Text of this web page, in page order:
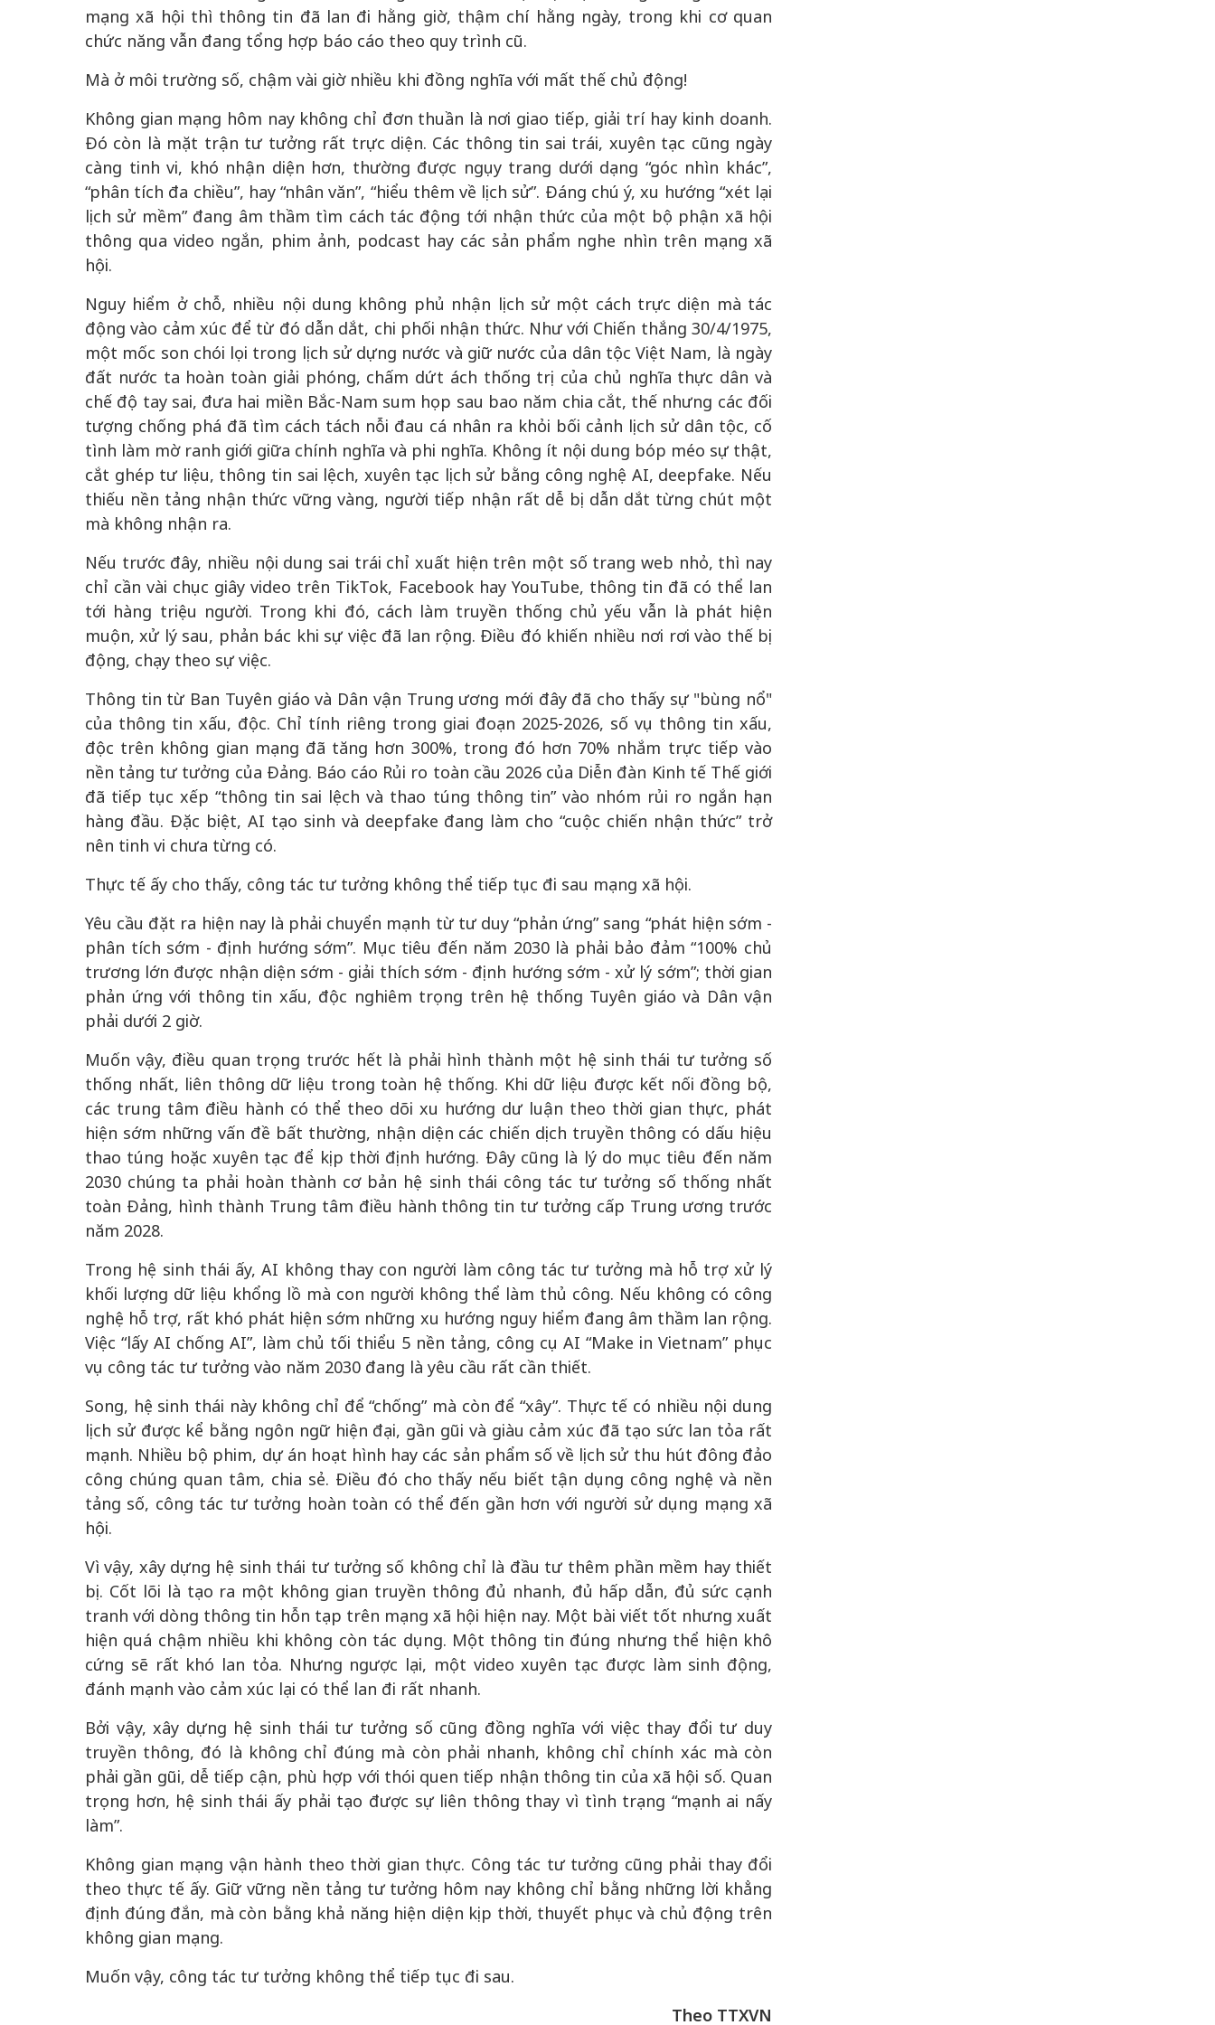
mạng xã hội thì thông tin đã lan đi hằng giờ, thậm chí hằng ngày, trong khi cơ quan
chức năng vẫn đang tổng hợp báo cáo theo quy trình cũ.
Mà ở môi trường số, chậm vài giờ nhiều khi đồng nghĩa với mất thế chủ động!
Không gian mạng hôm nay không chỉ đơn thuần là nơi giao tiếp, giải trí hay kinh doanh.
Đó còn là mặt trận tư tưởng rất trực diện. Các thông tin sai trái, xuyên tạc cũng ngày
càng tinh vi, khó nhận diện hơn, thường được ngụy trang dưới dạng “góc nhìn khác”,
“phân tích đa chiều”, hay “nhân văn”, “hiểu thêm về lịch sử”. Đáng chú ý, xu hướng “xét lại
lịch sử mềm” đang âm thầm tìm cách tác động tới nhận thức của một bộ phận xã hội
thông qua video ngắn, phim ảnh, podcast hay các sản phẩm nghe nhìn trên mạng xã
hội.
Nguy hiểm ở chỗ, nhiều nội dung không phủ nhận lịch sử một cách trực diện mà tác
động vào cảm xúc để từ đó dẫn dắt, chi phối nhận thức. Như với Chiến thắng 30/4/1975,
một mốc son chói lọi trong lịch sử dựng nước và giữ nước của dân tộc Việt Nam, là ngày
đất nước ta hoàn toàn giải phóng, chấm dứt ách thống trị của chủ nghĩa thực dân và
chế độ tay sai, đưa hai miền Bắc-Nam sum họp sau bao năm chia cắt, thế nhưng các đối
tượng chống phá đã tìm cách tách nỗi đau cá nhân ra khỏi bối cảnh lịch sử dân tộc, cố
tình làm mờ ranh giới giữa chính nghĩa và phi nghĩa. Không ít nội dung bóp méo sự thật,
cắt ghép tư liệu, thông tin sai lệch, xuyên tạc lịch sử bằng công nghệ AI, deepfake. Nếu
thiếu nền tảng nhận thức vững vàng, người tiếp nhận rất dễ bị dẫn dắt từng chút một
mà không nhận ra.
Nếu trước đây, nhiều nội dung sai trái chỉ xuất hiện trên một số trang web nhỏ, thì nay
chỉ cần vài chục giây video trên TikTok, Facebook hay YouTube, thông tin đã có thể lan
tới hàng triệu người. Trong khi đó, cách làm truyền thống chủ yếu vẫn là phát hiện
muộn, xử lý sau, phản bác khi sự việc đã lan rộng. Điều đó khiến nhiều nơi rơi vào thế bị
động, chạy theo sự việc.
Thông tin từ Ban Tuyên giáo và Dân vận Trung ương mới đây đã cho thấy sự "bùng nổ"
của thông tin xấu, độc. Chỉ tính riêng trong giai đoạn 2025-2026, số vụ thông tin xấu,
độc trên không gian mạng đã tăng hơn 300%, trong đó hơn 70% nhắm trực tiếp vào
nền tảng tư tưởng của Đảng. Báo cáo Rủi ro toàn cầu 2026 của Diễn đàn Kinh tế Thế giới
đã tiếp tục xếp “thông tin sai lệch và thao túng thông tin” vào nhóm rủi ro ngắn hạn
hàng đầu. Đặc biệt, AI tạo sinh và deepfake đang làm cho “cuộc chiến nhận thức” trở
nên tinh vi chưa từng có.
Thực tế ấy cho thấy, công tác tư tưởng không thể tiếp tục đi sau mạng xã hội.
Yêu cầu đặt ra hiện nay là phải chuyển mạnh từ tư duy “phản ứng” sang “phát hiện sớm -
phân tích sớm - định hướng sớm”. Mục tiêu đến năm 2030 là phải bảo đảm “100% chủ
trương lớn được nhận diện sớm - giải thích sớm - định hướng sớm - xử lý sớm”; thời gian
phản ứng với thông tin xấu, độc nghiêm trọng trên hệ thống Tuyên giáo và Dân vận
phải dưới 2 giờ.
Muốn vậy, điều quan trọng trước hết là phải hình thành một hệ sinh thái tư tưởng số
thống nhất, liên thông dữ liệu trong toàn hệ thống. Khi dữ liệu được kết nối đồng bộ,
các trung tâm điều hành có thể theo dõi xu hướng dư luận theo thời gian thực, phát
hiện sớm những vấn đề bất thường, nhận diện các chiến dịch truyền thông có dấu hiệu
thao túng hoặc xuyên tạc để kịp thời định hướng. Đây cũng là lý do mục tiêu đến năm
2030 chúng ta phải hoàn thành cơ bản hệ sinh thái công tác tư tưởng số thống nhất
toàn Đảng, hình thành Trung tâm điều hành thông tin tư tưởng cấp Trung ương trước
năm 2028.
Trong hệ sinh thái ấy, AI không thay con người làm công tác tư tưởng mà hỗ trợ xử lý
khối lượng dữ liệu khổng lồ mà con người không thể làm thủ công. Nếu không có công
nghệ hỗ trợ, rất khó phát hiện sớm những xu hướng nguy hiểm đang âm thầm lan rộng.
Việc “lấy AI chống AI”, làm chủ tối thiểu 5 nền tảng, công cụ AI “Make in Vietnam” phục
vụ công tác tư tưởng vào năm 2030 đang là yêu cầu rất cần thiết.
Song, hệ sinh thái này không chỉ để “chống” mà còn để “xây”. Thực tế có nhiều nội dung
lịch sử được kể bằng ngôn ngữ hiện đại, gần gũi và giàu cảm xúc đã tạo sức lan tỏa rất
mạnh. Nhiều bộ phim, dự án hoạt hình hay các sản phẩm số về lịch sử thu hút đông đảo
công chúng quan tâm, chia sẻ. Điều đó cho thấy nếu biết tận dụng công nghệ và nền
tảng số, công tác tư tưởng hoàn toàn có thể đến gần hơn với người sử dụng mạng xã
hội.
Vì vậy, xây dựng hệ sinh thái tư tưởng số không chỉ là đầu tư thêm phần mềm hay thiết
bị. Cốt lõi là tạo ra một không gian truyền thông đủ nhanh, đủ hấp dẫn, đủ sức cạnh
tranh với dòng thông tin hỗn tạp trên mạng xã hội hiện nay. Một bài viết tốt nhưng xuất
hiện quá chậm nhiều khi không còn tác dụng. Một thông tin đúng nhưng thể hiện khô
cứng sẽ rất khó lan tỏa. Nhưng ngược lại, một video xuyên tạc được làm sinh động,
đánh mạnh vào cảm xúc lại có thể lan đi rất nhanh.
Bởi vậy, xây dựng hệ sinh thái tư tưởng số cũng đồng nghĩa với việc thay đổi tư duy
truyền thông, đó là không chỉ đúng mà còn phải nhanh, không chỉ chính xác mà còn
phải gần gũi, dễ tiếp cận, phù hợp với thói quen tiếp nhận thông tin của xã hội số. Quan
trọng hơn, hệ sinh thái ấy phải tạo được sự liên thông thay vì tình trạng “mạnh ai nấy
làm”.
Không gian mạng vận hành theo thời gian thực. Công tác tư tưởng cũng phải thay đổi
theo thực tế ấy. Giữ vững nền tảng tư tưởng hôm nay không chỉ bằng những lời khẳng
định đúng đắn, mà còn bằng khả năng hiện diện kịp thời, thuyết phục và chủ động trên
không gian mạng.
Muốn vậy, công tác tư tưởng không thể tiếp tục đi sau.
Theo TTXVN